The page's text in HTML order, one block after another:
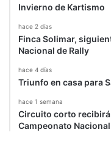
Invierno de Kartismo
hace 2 días
Finca Solimar,
Nacional de Rally
hace 4 días
Triunfo en casa para
hace 1 semana
Circuito corto
Campeonato